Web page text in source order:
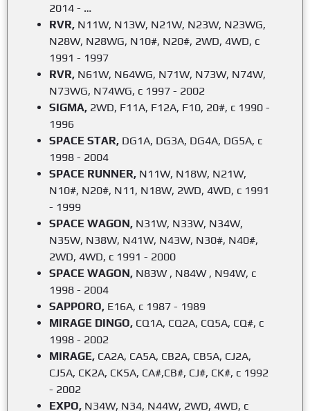
2014 - …
RVR, N11W, N13W, N21W, N23W, N23WG,
N28W, N28WG, N10#, N20#, 2WD, 4WD, с
1991 - 1997
RVR, N61W, N64WG, N71W, N73W, N74W,
N73WG, N74WG, с 1997 - 2002
SIGMA, 2WD, F11A, F12A, F10, 20#, с 1990 -
1996
SPACE STAR, DG1A, DG3A, DG4A, DG5A, с
1998 - 2004
SPACE RUNNER, N11W, N18W, N21W,
N10#, N20#, N11, N18W, 2WD, 4WD, с 1991
- 1999
SPACE WAGON, N31W, N33W, N34W,
N35W, N38W, N41W, N43W, N30#, N40#,
2WD, 4WD, с 1991 - 2000
SPACE WAGON, N83W , N84W , N94W, с
1998 - 2004
SAPPORO, E16A, с 1987 - 1989
MIRAGE DINGO, CQ1A, CQ2A, CQ5A, CQ#, с
1998 - 2002
MIRAGE, CA2A, CA5A, CB2A, CB5A, CJ2A,
CJ5A, CK2A, CK5A, CA#,CB#, CJ#, CK#, с 1992
- 2002
EXPO, N34W, N34, N44W, 2WD, 4WD, с